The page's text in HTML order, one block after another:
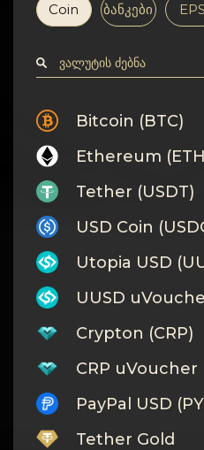
კონტაქტები
Wiki
FAQ
რეპუტაცია
საიტის რუქა
Coin ბანკები EPS
Bitcoin (BTC)
Ethereum
Tether (USDT)
USD Coin
Utopia USD
UUSD
Crypton (CRP)
CRP uVoucher
PayPal USD
Tether Gold